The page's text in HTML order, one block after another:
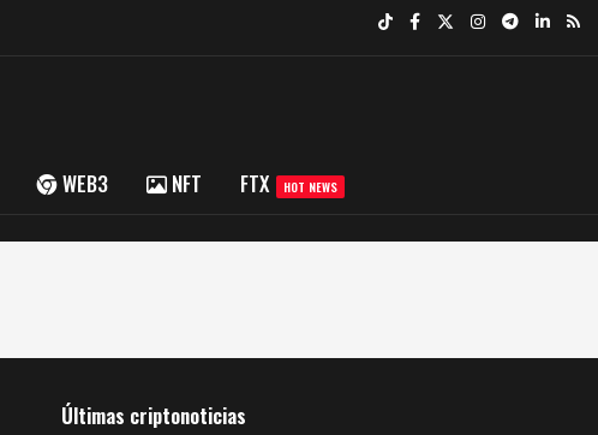
WEB3 NFT FTX HOT NEWS
Últimas criptonoticias